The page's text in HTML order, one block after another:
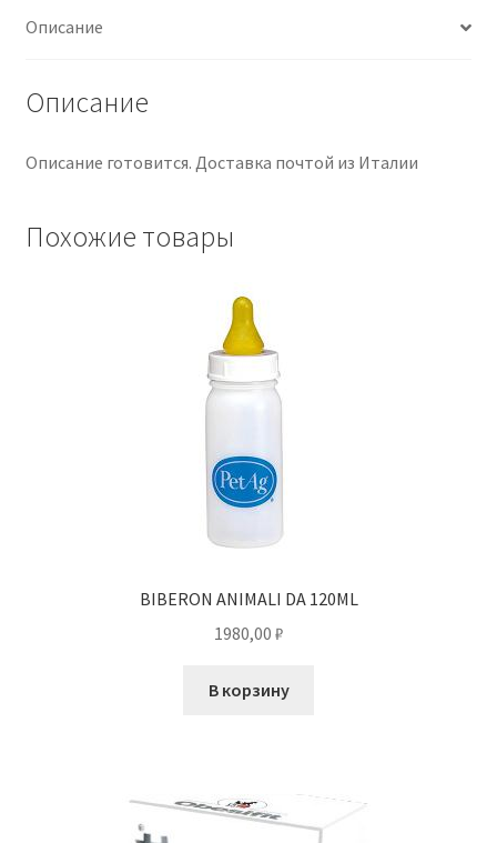
KG
Описание
Описание
Описание готовится. Доставка почтой из Италии
Похожие товары
BIBERON ANIMALI DA 120ML
1980,00 ₽
В корзину